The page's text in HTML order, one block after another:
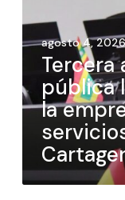
agosto 4, 2026
Tercera
pública
la